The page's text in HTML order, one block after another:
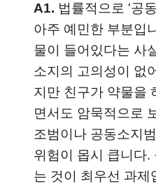
A1. 법률적으로 '공
아주 예민한 부분입
물이 들어있다는 사
소지의 고의성이 없
지만 친구가 약물을
면서도 암묵적으로
조범이나 공동소지
위험이 몹시 큽니다
는 것이 최우선 과제